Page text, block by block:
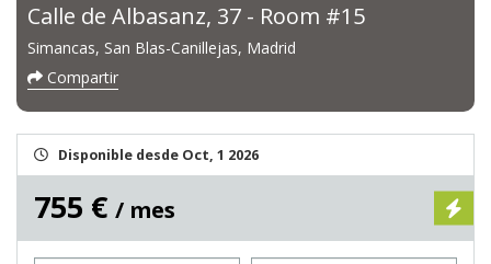
Calle de Albasanz, 37 - Room #15
Simancas, San Blas-Canillejas, Madrid
Compartir
Disponible desde Oct, 1 2026
755 € / mes